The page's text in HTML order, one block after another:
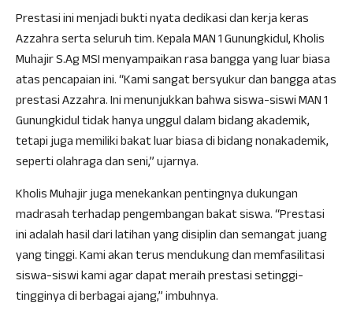
Prestasi ini menjadi bukti nyata dedikasi dan kerja keras
Azzahra serta seluruh tim. Kepala MAN 1 Gunungkidul, Kholis
Muhajir S.Ag MSI menyampaikan rasa bangga yang luar biasa
atas pencapaian ini. “Kami sangat bersyukur dan bangga atas
prestasi Azzahra. Ini menunjukkan bahwa siswa-siswi MAN 1
Gunungkidul tidak hanya unggul dalam bidang akademik,
tetapi juga memiliki bakat luar biasa di bidang nonakademik,
seperti olahraga dan seni,” ujarnya.
Kholis Muhajir juga menekankan pentingnya dukungan
madrasah terhadap pengembangan bakat siswa. “Prestasi
ini adalah hasil dari latihan yang disiplin dan semangat juang
yang tinggi. Kami akan terus mendukung dan memfasilitasi
siswa-siswi kami agar dapat meraih prestasi setinggi-
tingginya di berbagai ajang,” imbuhnya.